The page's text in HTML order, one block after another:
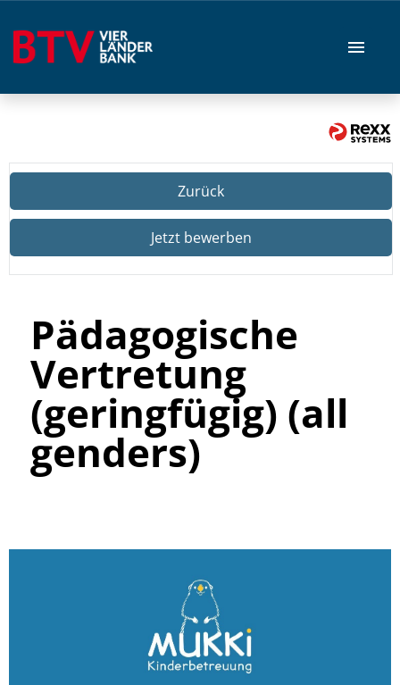
Zurück
Jetzt bewerben
Pädagogische
Vertretung
(geringfügig) (all
genders)